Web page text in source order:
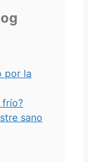
por la
frío?
sano